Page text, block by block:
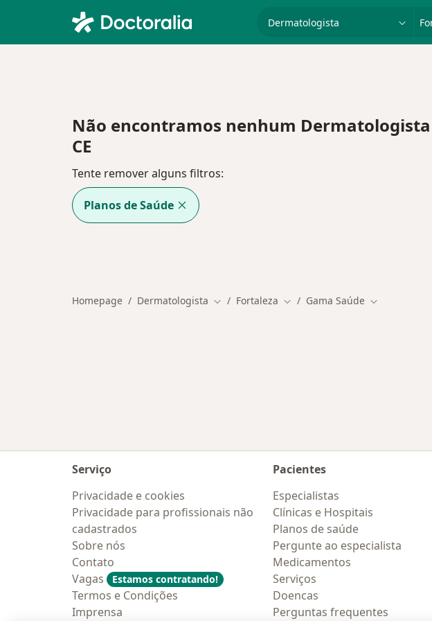
Não encontramos nenhum Dermatologista
CE
Tente remover alguns filtros:
Planos de Saúde
Homepage Dermatologista Mudar de cidade
Fortaleza Mudar de cidade
Gama Saúde Mudar de
Serviço
Privacidade e cookies
Privacidade para profissionais não
cadastrados
Sobre nós
Contato
Vagas
Estamos contratando!
Termos e Condições
Imprensa
Pacientes
Especialistas
Clínicas e Hospitais
Planos de saúde
Pergunte ao especialista
Medicamentos
Serviços
Doencas
Perguntas frequentes